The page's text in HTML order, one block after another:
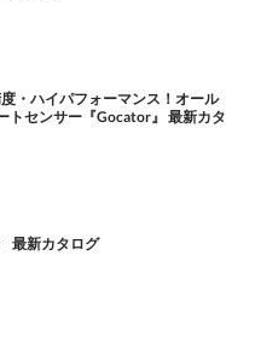
・ハイパフォーマンス！オール
トセンサー『Gocator』 最新カタ
最新カタログ